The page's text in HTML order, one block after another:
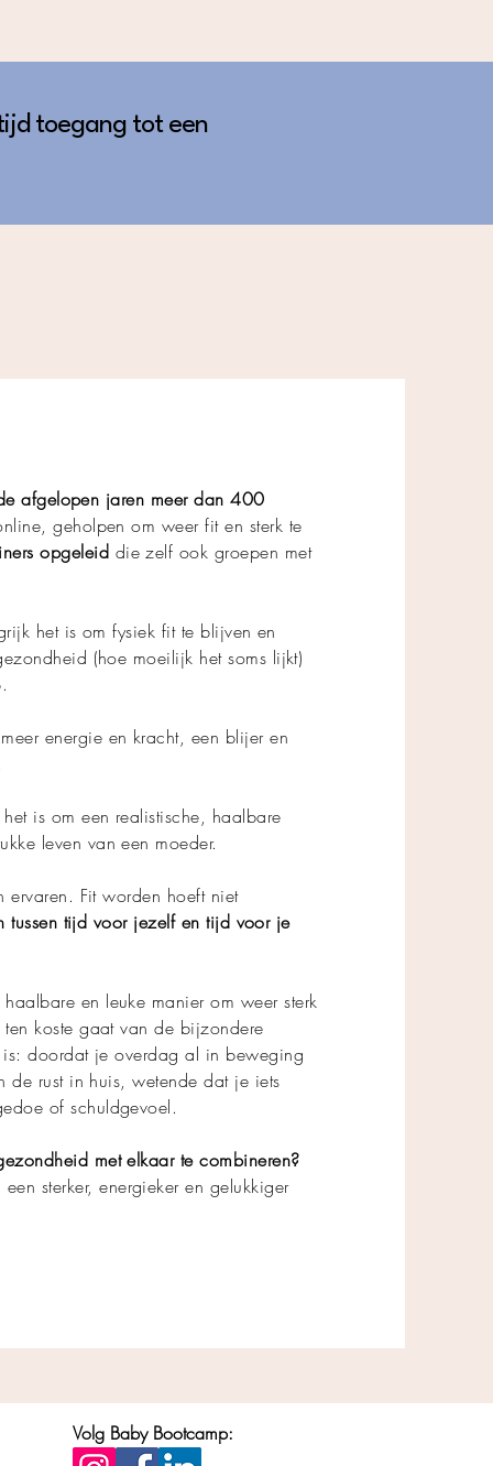
toegang tot een
afgelopen jaren meer dan 400
geholpen om weer fit en sterk te
opgeleid die zelf ook groepen met
het is om fysiek fit te blijven en
(hoe moeilijk het soms lijkt)
energie en kracht, een blijer en
is om een realistische, haalbare
leven van een moeder.
Fit worden hoeft niet
tussen tijd voor jezelf en tijd voor je
en leuke manier om weer sterk
koste gaat van de bijzondere
is: doordat je overdag al in beweging
de rust in huis, wetende dat je iets
of schuldgevoel.
met elkaar te combineren?
sterker, energieker en gelukkiger
Volg Baby Bootcamp: